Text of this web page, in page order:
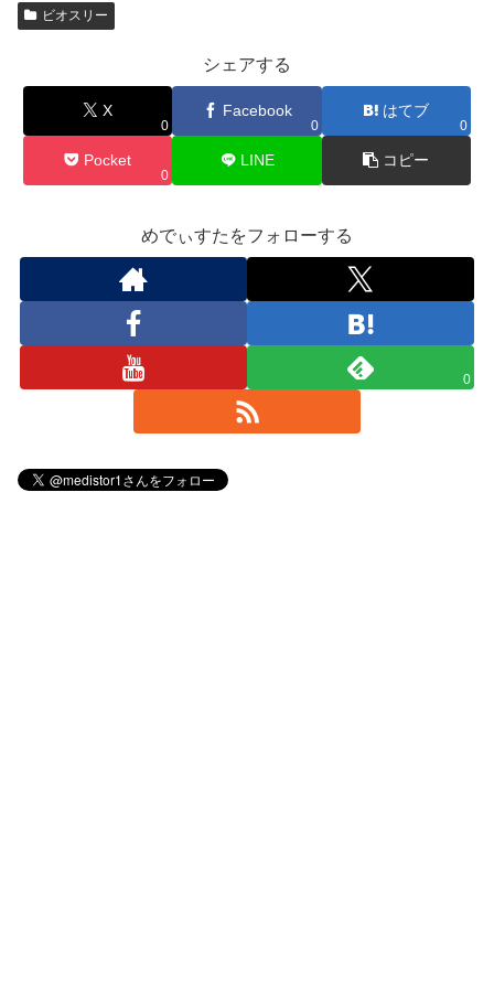
ビオスリー
シェアする
X
0
Facebook
0
はてブ
0
Pocket
0
LINE コピー
めでぃすたをフォローする
0